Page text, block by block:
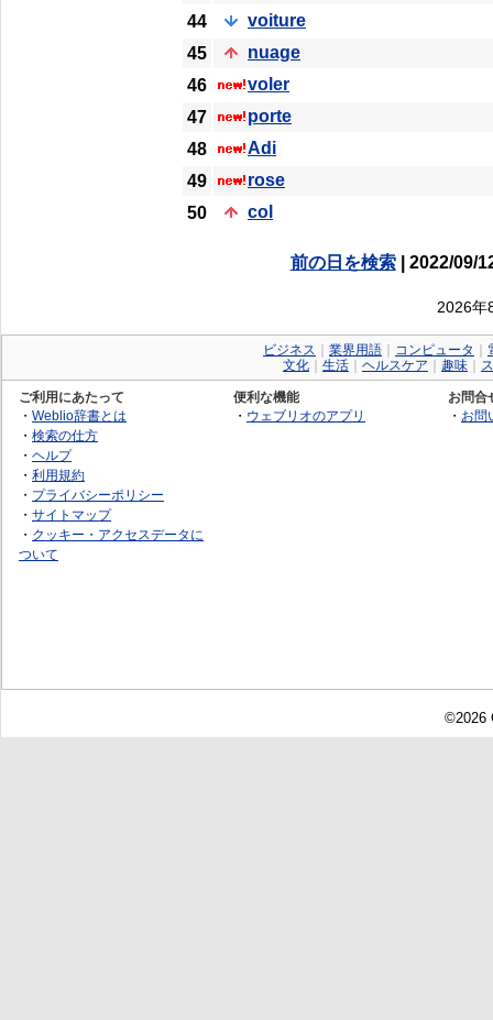
44
voiture
45
nuage
46
voler
47
porte
48
Adi
49
rose
50
col
前の日を検索| 2022/09/
2026年
ビジネス 業界用語 コンピュータ
文化
生活 ヘルスケア 趣味
ご利用にあたって
・ Weblio辞書とは
・ 検索の仕方
・ ヘルプ
・ 利用規約
・ プライバシーポリシー
・ サイトマップ
・ クッキー・アクセスデータに
ついて
便利な機能
・ ウェブリオのアプリ
お問合
・ お問
©2026